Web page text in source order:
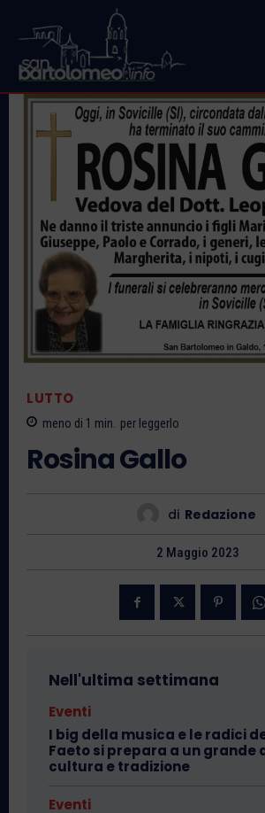
LUTTO
meno di 1 min. per leggerlo
Rosina Gallo
di Redazione
2 Maggio 2023
Nell'ultima settimana
Eventi
I big della musica e le radici
Faeto si prepara a un grande
cultura e tradizione
Eventi